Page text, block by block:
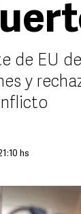
de EU
y
hs